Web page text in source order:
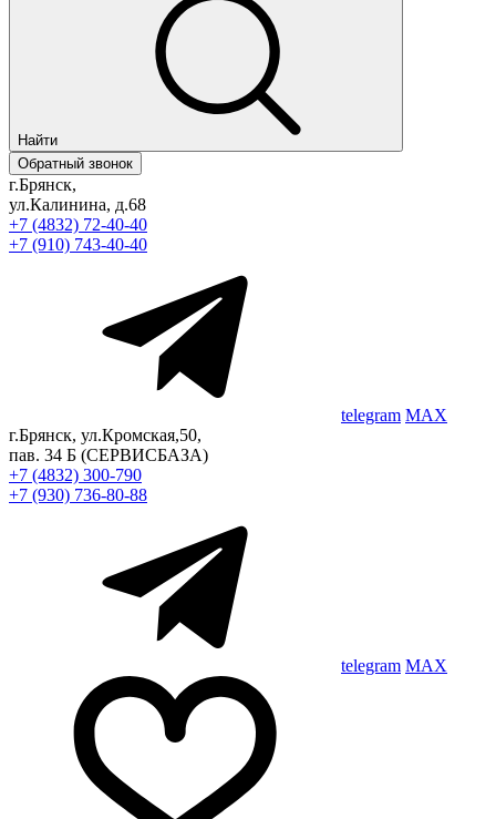
Найти
Обратный звонок
г.Брянск,
ул.Калинина, д.68
+7 (4832) 72-40-40
+7 (910) 743-40-40
telegram MAX
г.Брянск, ул.Кромская,50,
пав. 34 Б (СЕРВИСБАЗА)
+7 (4832) 300-790
+7 (930) 736-80-88
telegram MAX